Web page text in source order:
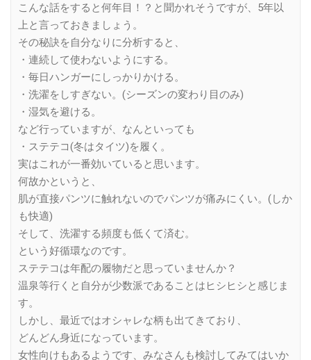
こんな話をすると何年目！？と聞かれそうですが、5年以
上と言っておきましょう。
その秘訣を自分なりに分析すると、
・連続して使わないようにする。
・毎日ハンガーにしっかりかける。
・洗濯をしすぎない。(シーズンの変わり目のみ)
・湿気を避ける。
など行っていますが、なんといっても
・ステテコ(冬はタイツ)を履く。
実はこれが一番効いていると思います。
何故かというと、
肌が直接パンツに触れないのでパンツが痛みにくい。(しか
も快適)
そして、洗濯する頻度も低くて済む。
という好循環なのです。
ステテコは年配の履物だと思っていませんか？
温泉等行くと自分が少数派であることはヒシヒシと感じま
す。
しかし、最近ではオシャレな柄も出てきており、
どんどん身近になっています。
女性向けもあるようです、みなさんも検討してみてはいか